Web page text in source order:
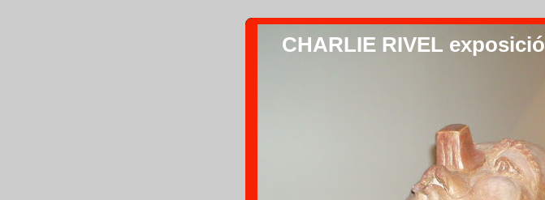
CHARLIE RIVEL exposició